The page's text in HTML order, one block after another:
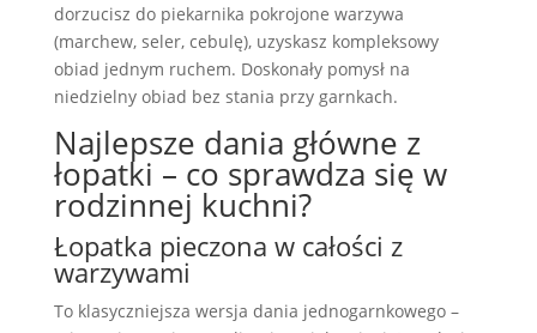
dorzucisz do piekarnika pokrojone warzywa
(marchew, seler, cebulę), uzyskasz kompleksowy
obiad jednym ruchem. Doskonały pomysł na
niedzielny obiad bez stania przy garnkach.
Najlepsze dania główne z
łopatki – co sprawdza się w
rodzinnej kuchni?
Łopatka pieczona w całości z
warzywami
To klasyczniejsza wersja dania jednogarnkowego –